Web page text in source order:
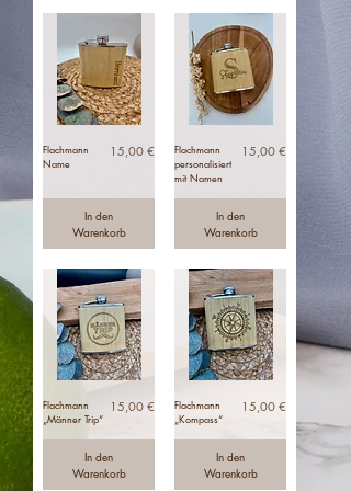
Flachmann
Name
Preis
15,00 €
In den
Warenkorb
Flachmann
personalisiert
mit Namen
Preis
15,00 €
In den
Warenkorb
Flachmann
„Männer Trip“
Preis
15,00 €
In den
Warenkorb
Flachmann
„Kompass“
Preis
15,00 €
In den
Warenkorb